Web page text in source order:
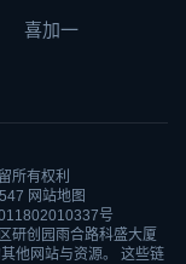
喜加一
所有权利
网站地图
号
研创园雨合路科盛大厦
他网站与资源。 这些链